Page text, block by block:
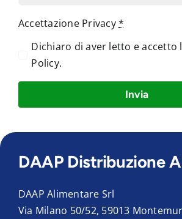
Accettazione Privacy*
Dichiaro di aver letto e accetto
Policy.
Invia
DAAP Distribuzione
DAAP Alimentare Srl
Via Milano 50/52, 59013